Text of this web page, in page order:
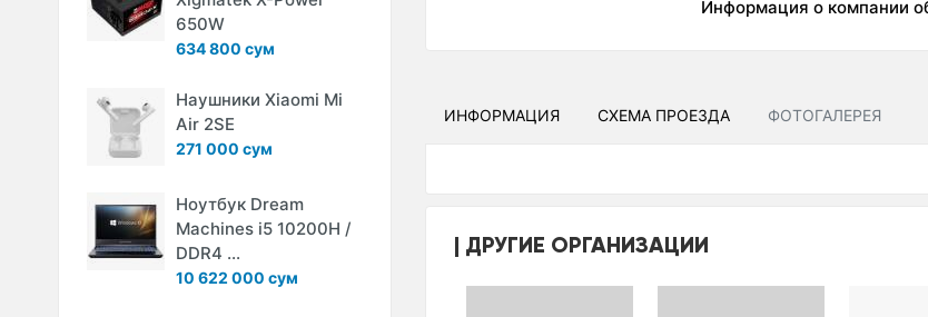
Информация о компании
ИНФОРМАЦИЯ СХЕМА ПРОЕЗДА ФОТОГАЛЕРЕЯ
ДРУГИЕ ОРГАНИЗАЦИИ
650W
634 800 сум
Наушники Xiaomi Mi
Air 2SE
271 000 сум
Ноутбук Dream
Machines i5 10200H /
DDR4 ...
10 622 000 сум